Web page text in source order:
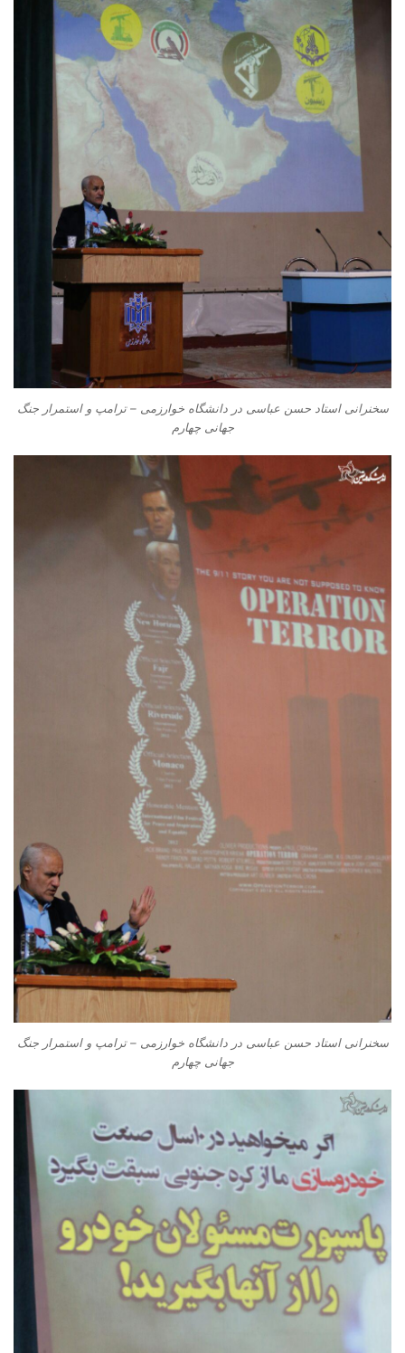
سخنرانی استاد حسن عباسی در دانشگاه خوارزمی – ترامپ و استمرار جنگ
جهانی چهارم
سخنرانی استاد حسن عباسی در دانشگاه خوارزمی – ترامپ و استمرار جنگ
جهانی چهارم